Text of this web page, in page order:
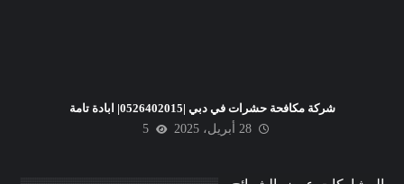
شركة مكافحة حشرات في دبي |0526402015| ابادة تامة
28 أبريل، 2025
5